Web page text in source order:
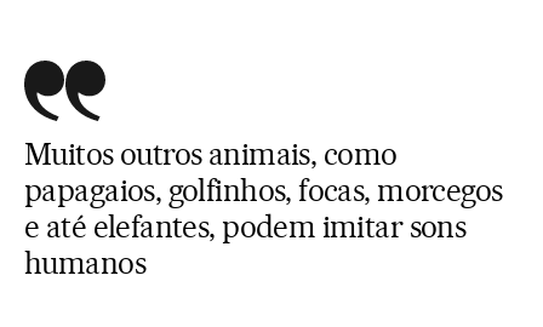
Muitos outros animais, como
papagaios, golfinhos, focas, morcegos
e até elefantes, podem imitar sons
humanos